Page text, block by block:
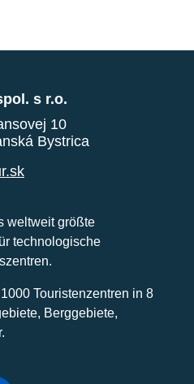
s r.o.
10
Bystrica
weltweit größte
technologische
Touristenzentren in 8
Berggebiete,